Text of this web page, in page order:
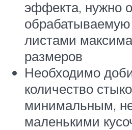
эффекта, нужно
листами
размеров
Необходимо
количество
минимальным,
маленькими